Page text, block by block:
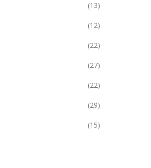
(13)
(12)
(22)
(27)
(22)
(29)
(15)